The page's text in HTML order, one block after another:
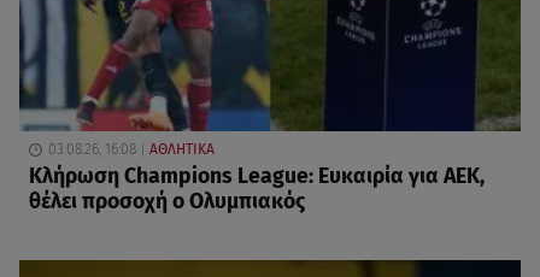
03.08.26, 16:08 ΑΘΛΗΤΙΚΑ
Κλήρωση Champions League: Ευκαιρία για ΑΕΚ,
θέλει προσοχή ο Ολυμπιακός